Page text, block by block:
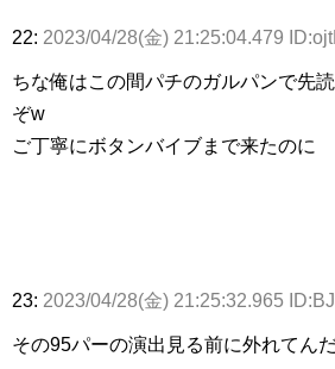
22: 2023/04/28(金) 21:25:04.479
ちな俺はこの間パチのガルパンで先
ぞw
ご丁寧にボタンバイブまで来たのに
23: 2023/04/28(金) 21:25:32.965
その95パーの演出見る前に外れてん